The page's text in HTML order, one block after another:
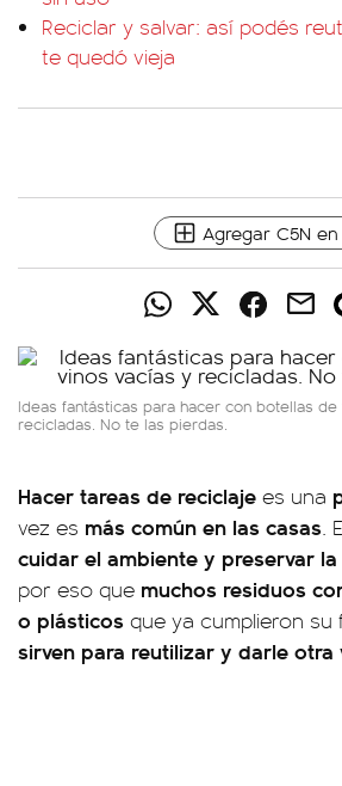
Reciclar y salvar: así podés
te quedó vieja
Agregar C5N en
Ideas fantásticas para hacer con botellas
recicladas. No te las pierdas.
Hacer tareas de reciclaje es una
vez es más común en las casas.
cuidar el ambiente y preservar
por eso que muchos residuos
o plásticos que ya cumplieron su
sirven para reutilizar y darle otra